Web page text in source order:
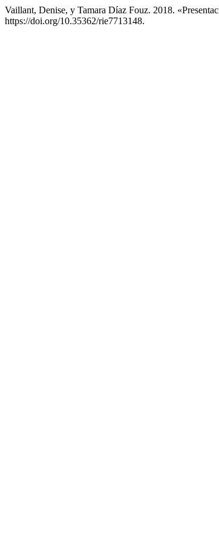
Vaillant, Denise, y Tamara Díaz Fouz. 2018.
https://doi.org/10.35362/rie7713148.